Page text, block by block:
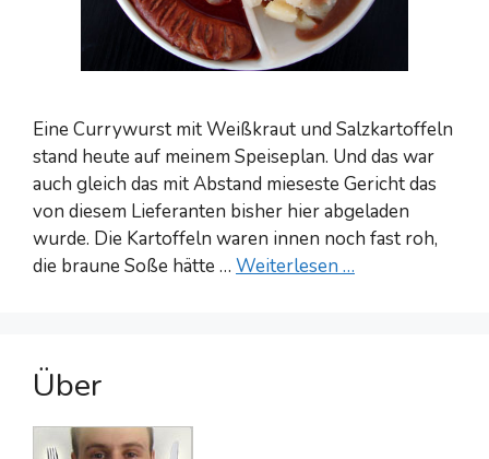
Eine Currywurst mit Weißkraut und Salzkartoffeln
stand heute auf meinem Speiseplan. Und das war
auch gleich das mit Abstand mieseste Gericht das
von diesem Lieferanten bisher hier abgeladen
wurde. Die Kartoffeln waren innen noch fast roh,
die braune Soße hätte … Weiterlesen …
Über